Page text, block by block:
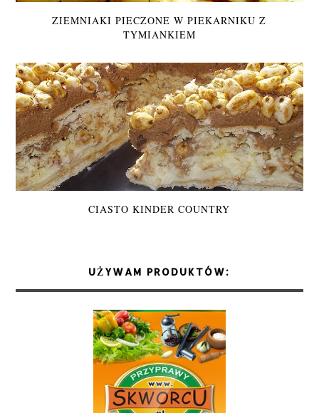
ZIEMNIAKI PIECZONE W PIEKARNIKU Z
TYMIANKIEM
CIASTO KINDER COUNTRY
UŻYWAM PRODUKTÓW: